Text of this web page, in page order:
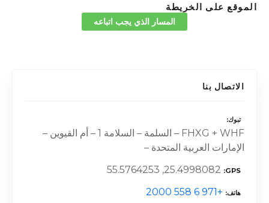
الموقع على الخريطة
المسار الذي يجب اتباعه
الاتصال بنا
تبوك
FHXG + WHF – السلمة – السلامة 1 – أم القيوين –
الإمارات العربية المتحدة –
GPS
25.4998082, 55.5764253
هاتف +971 6 558 2000